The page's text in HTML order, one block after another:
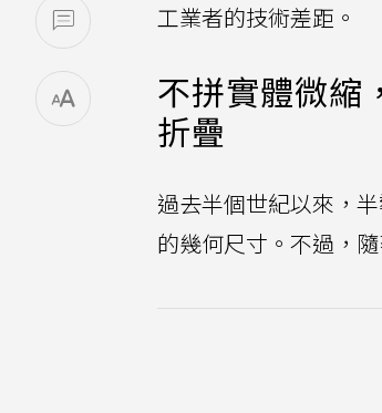
工業者的技術差距。
不拼實體微縮
折疊
過去半個世紀以來，
的幾何尺寸。不過，